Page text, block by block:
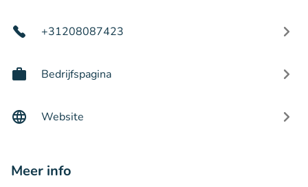
+31208087423
Bedrijfspagina
Website
Meer info